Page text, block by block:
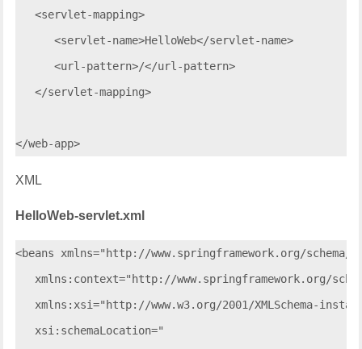
   <servlet-mapping>
      <servlet-name>HelloWeb</servlet-name>
      <url-pattern>/</url-pattern>
   </servlet-mapping>
XML
HelloWeb-servlet.xml
<beans xmlns="http://www.springframework.org/schema/
xmlns:context="http://www.springframework.org/
xmlns:xsi="http://www.w3.org/2001/XMLSchema-
   xsi:schemaLocation="